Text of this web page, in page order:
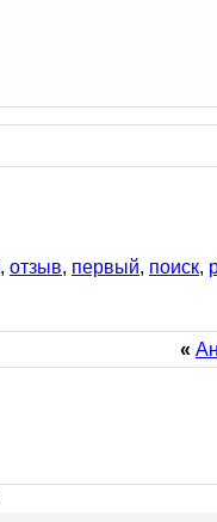
, отзыв, первый, поиск,
«